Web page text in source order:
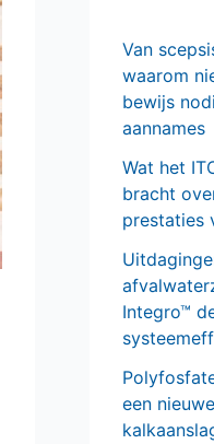
Van
waarom
bewijs
aannames
Wat het
bracht
prestaties
Integro™
een